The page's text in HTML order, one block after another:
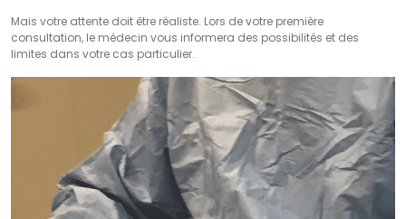
Mais votre attente doit être réaliste. Lors de votre première
consultation, le médecin vous informera des possibilités et des
limites dans votre cas particulier.